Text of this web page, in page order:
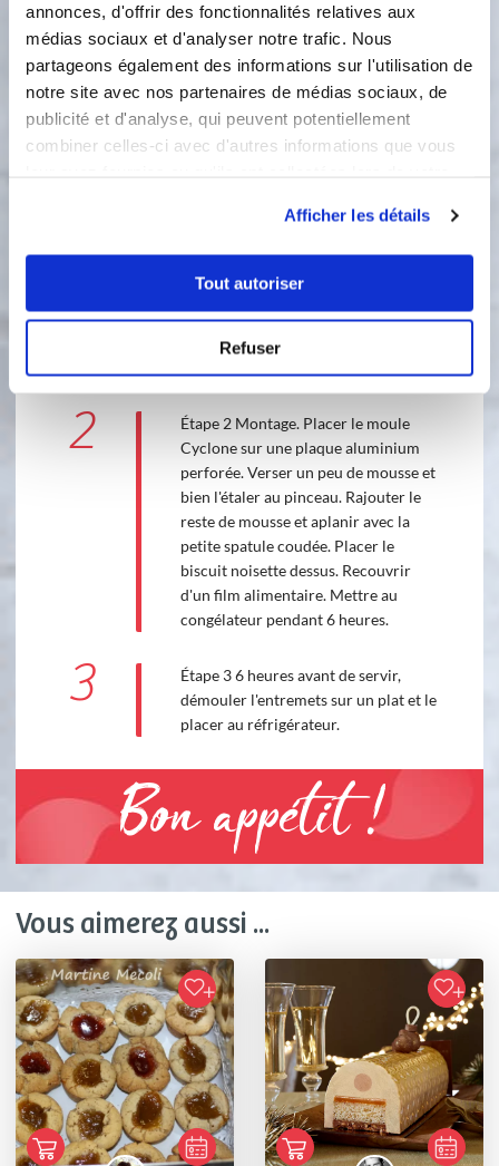
annonces, d'offrir des fonctionnalités relatives aux
médias sociaux et d'analyser notre trafic. Nous
partageons également des informations sur l'utilisation de
notre site avec nos partenaires de médias sociaux, de
publicité et d'analyse, qui peuvent potentiellement
combiner celles-ci avec d'autres informations que vous
Afficher les détails
Tout autoriser
Refuser
1
Étape 1 Réhydrater la gélatine 10
minutes dans l'eau froide. Fondre le
chocolat blanc au bain-marie.
Chauffer la crème fraîche et ajouter
la gélatine bien essorée. Verser la
homogène. Ajouter la pâte de praliné
mélangeant. Monter les 300 g de
crème fraîche liquide en chantilly
puis incorporer dans le mélange
2
Étape 2 Montage. Placer le moule
Cyclone sur une plaque aluminium
perforée. Verser un peu de mousse et
bien l'étaler au pinceau. Rajouter le
reste de mousse et aplanir avec la
petite spatule coudée. Placer le
biscuit noisette dessus. Recouvrir
d'un film alimentaire. Mettre au
congélateur pendant 6 heures.
3
Étape 3 6 heures avant de servir,
démouler l'entremets sur un plat et le
placer au réfrigérateur.
Bon appétit !
Vous aimerez aussi ...